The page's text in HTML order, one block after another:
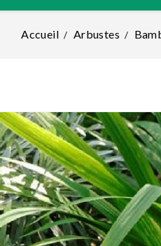
Accueil Arbustes